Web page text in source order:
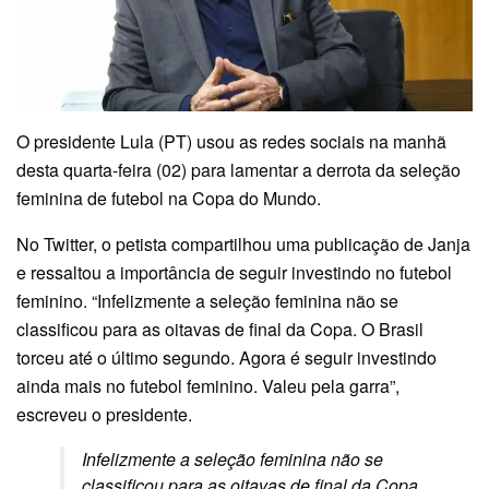
O presidente Lula (PT) usou as redes sociais na manhã
desta quarta-feira (02) para lamentar a derrota da seleção
feminina de futebol na Copa do Mundo.
No Twitter, o petista compartilhou uma publicação de Janja
e ressaltou a importância de seguir investindo no futebol
feminino. “Infelizmente a seleção feminina não se
classificou para as oitavas de final da Copa. O Brasil
torceu até o último segundo. Agora é seguir investindo
ainda mais no futebol feminino. Valeu pela garra”,
escreveu o presidente.
Infelizmente a seleção feminina não se